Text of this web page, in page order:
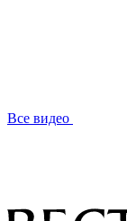
Все видео